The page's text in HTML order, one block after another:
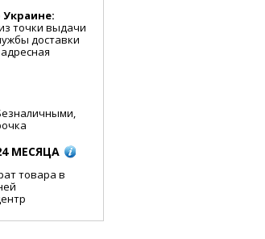
Украине:
точки выдачи
доставки
МЕСЯЦА
товара в